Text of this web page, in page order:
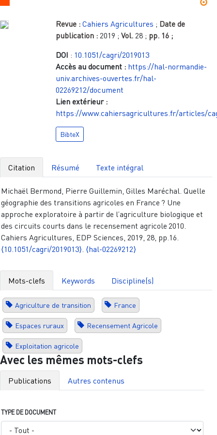
Revue :Cahiers Agricultures ; Date de
publication : 2019 ;Vol. 28 ; pp. 16 ;
DOI : 10.1051/cagri/2019013
Accès au document : https://hal-normandie-
univ.archives-ouvertes.fr/hal-
02269212/document
Lien extérieur :
https://www.cahiersagricultures.fr/articles/
BibteX
Citation Résumé Texte intégral
Michaël Bermond, Pierre Guillemin, Gilles Maréchal. Quelle
géographie des transitions agricoles en France ? Une
approche exploratoire à partir de l’agriculture biologique et
des circuits courts dans le recensement agricole 2010.
Cahiers Agricultures, EDP Sciences, 2019, 28, pp.16.
⟨10.1051/cagri/2019013⟩ ⟨hal-02269212⟩
Mots-clefs Keywords Discipline(s)
Agriculture de transition France
Espaces ruraux Recensement Agricole
Exploitation agricole
Avec les mêmes mots-clefs
Publications Autres contenus
TYPE DE DOCUMENT